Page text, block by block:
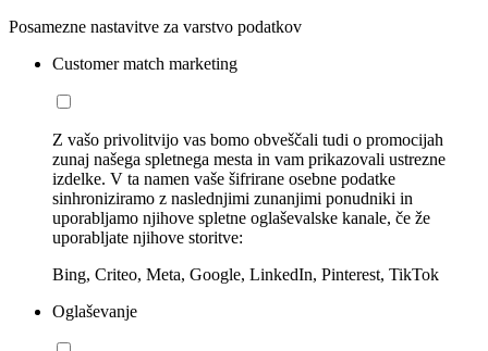
Posamezne nastavitve za varstvo podatkov
Customer match marketing
Z vašo privolitvijo vas bomo obveščali tudi o promocijah
zunaj našega spletnega mesta in vam prikazovali ustrezne
izdelke. V ta namen vaše šifrirane osebne podatke
sinhroniziramo z naslednjimi zunanjimi ponudniki in
uporabljamo njihove spletne oglaševalske kanale, če že
uporabljate njihove storitve:
Bing, Criteo, Meta, Google, LinkedIn, Pinterest, TikTok
Oglaševanje